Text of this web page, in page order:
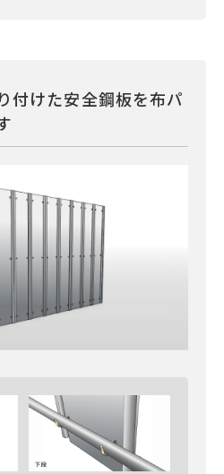
付けた安全鋼板を布パ